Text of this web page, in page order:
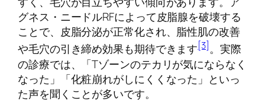
グネス・ニードルRFによって皮脂腺を破壊する
ことで、皮脂分泌が正常化され、脂性肌の改善
や毛穴の引き締め効果も期待できます[3]。実際
の診療では、「Tゾーンのテカリが気にならなく
なった」「化粧崩れがしにくくなった」といっ
た声を聞くことが多いです。